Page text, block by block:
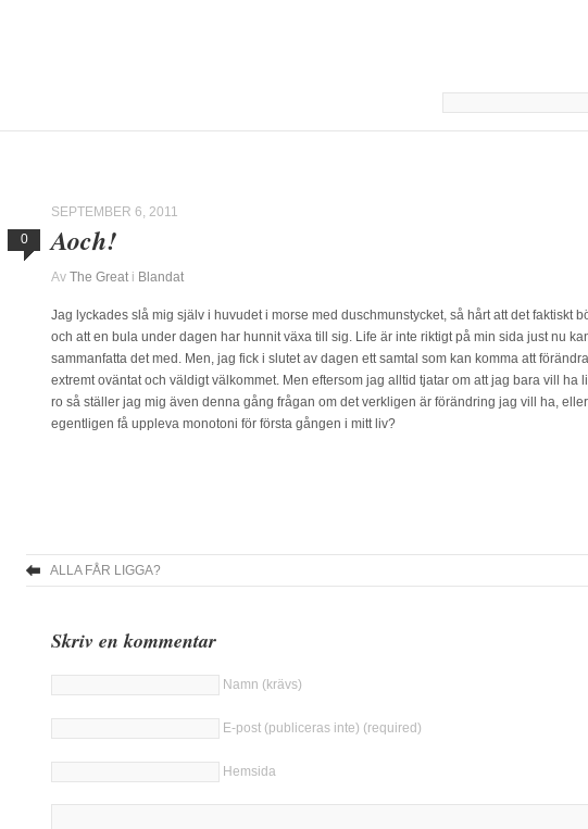
SEPTEMBER 6, 2011
0
Aoch!
Av The Great i Blandat
Jag lyckades slå mig själv i huvudet i morse med duschmunstycket, så hårt att det faktiskt
och att en bula under dagen har hunnit växa till sig. Life är inte riktigt på min sida just nu
sammanfatta det med. Men, jag fick i slutet av dagen ett samtal som kan komma att
extremt oväntat och väldigt välkommet. Men eftersom jag alltid tjatar om att jag bara vill ha
ro så ställer jag mig även denna gång frågan om det verkligen är förändring jag vill ha,
egentligen få uppleva monotoni för första gången i mitt liv?
ALLA FÅR LIGGA?
Skriv en kommentar
Namn (krävs)
E-post (publiceras inte) (required)
Hemsida